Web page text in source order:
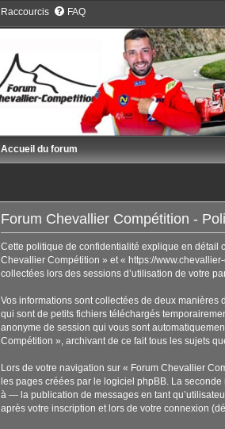
Raccourcis FAQ
Accueil du forum
Forum Chevallier Compétition -
Cette politique de confidentialité explique en détail
Chevallier Compétition » et « https://
collectées lors des sessions d’utilisation de votre
Vos informations sont collectées de deux
qui sont de petits fichiers téléchargés
anonyme de session qui vous sont
Compétition », archivant de ce fait tous les sujets
Lors de votre navigation sur « Forum Chevallier
les pages créées par le logiciel phpBB. La
à — la publication de messages en tant
après votre inscription et lors de votre connexion